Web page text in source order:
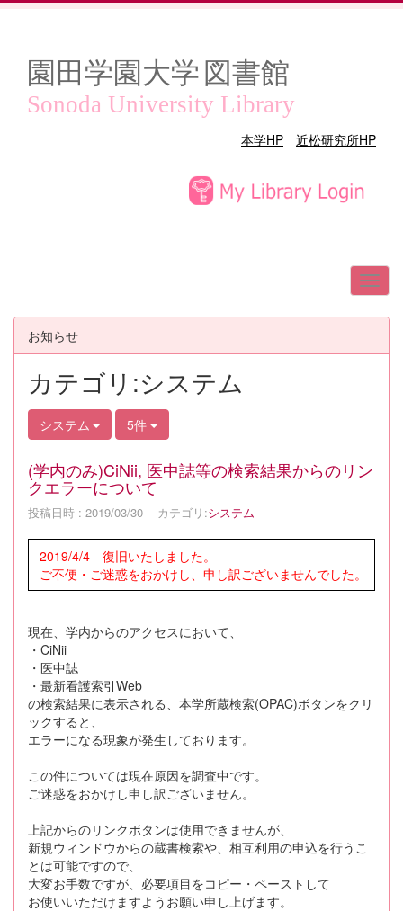
園田学園大学 図書館
Sonoda University Library
本学HP 近松研究所HP
お知らせ
カテゴリ:システム
システム 5件
(学内のみ)CiNii, 医中誌等の検索結果からのリン
クエラーについて
投稿日時 : 2019/03/30 カテゴリ:システム
2019/4/4 復旧いたしました。
ご不便・ご迷惑をおかけし、申し訳ございませんでした。
現在、学内からのアクセスにおいて、
・CiNii
・医中誌
・最新看護索引Web
の検索結果に表示される、本学所蔵検索(OPAC)ボタンをクリ
ックすると、
エラーになる現象が発生しております。
この件については現在原因を調査中です。
ご迷惑をおかけし申し訳ございません。
上記からのリンクボタンは使用できませんが、
新規ウィンドウからの蔵書検索や、相互利用の申込を行うこ
とは可能ですので、
大変お手数ですが、必要項目をコピー・ペーストして
お使いいただけますようお願い申し上げます。